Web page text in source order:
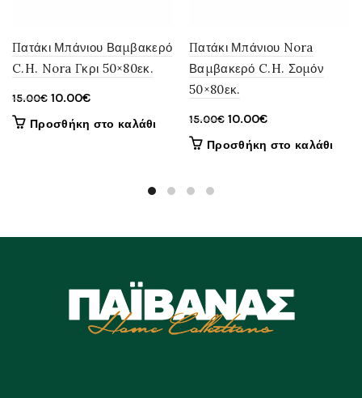
Πατάκι Μπάνιου Βαμβακερό
C.H. Nora Γκρι 50×80εκ.
15.00€ Original
price
10.00€Η
τρέχουσα
Προσθήκη στο καλάθι
Πατάκι Μπάνιου Nora
Βαμβακερό C.H. Σομόν
50×80εκ.
15.00€ Original
price
10.00€Η
τρέχουσα
Προσθήκη στο καλάθι